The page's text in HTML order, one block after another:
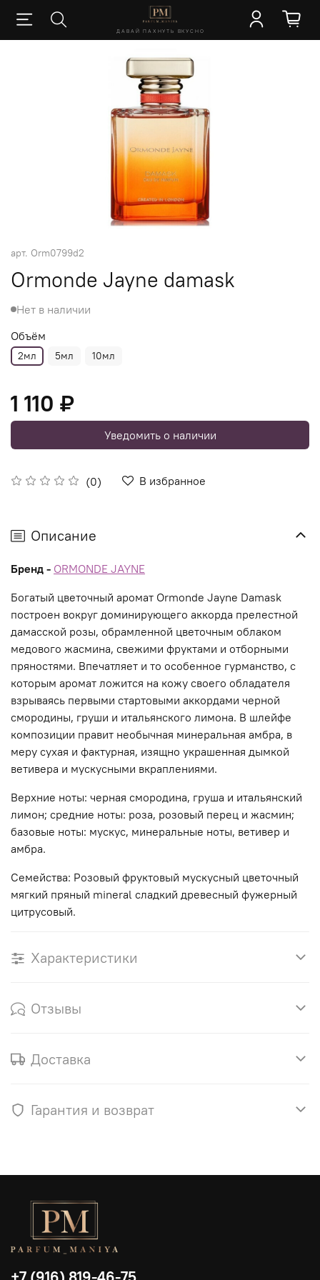
ДАВАЙ ПАХНУТЬ ВКУСНО
арт. Orm0799d2
Ormonde Jayne damask
(0) В избранное
Нет в наличии
Объём
2мл 5мл 10мл
1 110 ₽
Уведомить о наличии
Описание
Бренд - ORMONDE JAYNE
Богатый цветочный аромат Ormonde Jayne Damask
построен вокруг доминирующего аккорда прелестной
дамасской розы, обрамленной цветочным облаком
медового жасмина, свежими фруктами и отборными
пряностями. Впечатляет и то особенное гурманство, с
которым аромат ложится на кожу своего обладателя
взрываясь первыми стартовыми аккордами черной
смородины, груши и итальянского лимона. В шлейфе
композиции правит необычная минеральная амбра, в
меру сухая и фактурная, изящно украшенная дымкой
ветивера и мускусными вкраплениями.
Верхние ноты: черная смородина, груша и итальянский
лимон; средние ноты: роза, розовый перец и жасмин;
базовые ноты: мускус, минеральные ноты, ветивер и
амбра.
Семейства: Розовый фруктовый мускусный цветочный
мягкий пряный mineral сладкий древесный фужерный
цитрусовый.
Характеристики
Отзывы
Доставка
Гарантия и возврат